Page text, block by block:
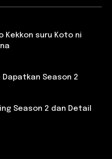
Kekkon suru Koto ni
Season 2
Season 2 dan Detail